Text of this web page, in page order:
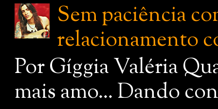
Sem paciência
relacionamento
Por Gíggia Valéria
mais amo... Dando